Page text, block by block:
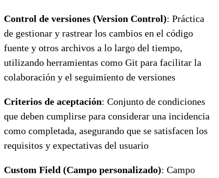
Control de versiones (Version Control): Práctica
de gestionar y rastrear los cambios en el código
fuente y otros archivos a lo largo del tiempo,
utilizando herramientas como Git para facilitar la
colaboración y el seguimiento de versiones
Criterios de aceptación: Conjunto de condiciones
que deben cumplirse para considerar una incidencia
como completada, asegurando que se satisfacen los
requisitos y expectativas del usuario
Custom Field (Campo personalizado): Campo